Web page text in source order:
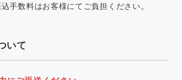
手数料はお客様にてご負担ください。
いて